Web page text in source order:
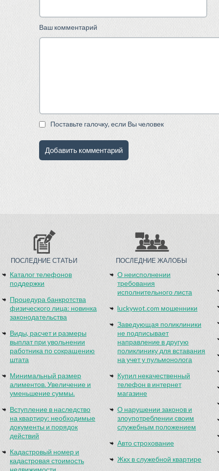
Ваш комментарий
Поставьте галочку, если Вы человек
ПОСЛЕДНИЕ СТАТЬИ
Каталог телефонов
поддержки
Процедура банкротства
физического лица: новинка
законодательства
Виды, расчет и размеры
выплат при увольнении
работника по сокращению
штата
Минимальный размер
алиментов. Увеличение и
уменьшение суммы.
Вступление в наследство
на квартиру: необходимые
документы и порядок
действий
Кадастровый номер и
кадастровая стоимость
недвижимости
ПОСЛЕДНИЕ ЖАЛОБЫ
О неисполнении
требования
исполнительного листа
luckywot.com мошенники
Заведующая поликлиники
не подписывает
направление в другую
поликлинику для вставания
на учет у пульмонолога
Купил некачественный
телефон в интернет
магазине
О нарушении законов и
злоупотреблении своим
служебным положением
Авто строхование
Жкх в служебной квартире